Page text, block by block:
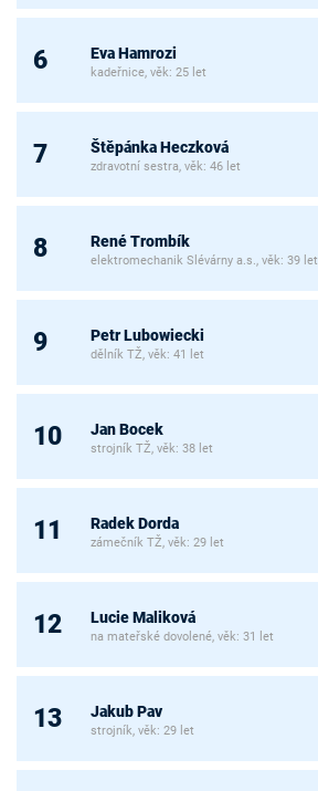
6 Eva Hamrozi
kadeřnice, věk: 25 let
7 Štěpánka Heczková
zdravotní sestra, věk: 46 let
8 René Trombík
elektromechanik Slévárny a.s., věk: 39 let
9 Petr Lubowiecki
dělník TŽ, věk: 41 let
10 Jan Bocek
strojník TŽ, věk: 38 let
11 Radek Dorda
zámečník TŽ, věk: 29 let
12 Lucie Maliková
na mateřské dovolené, věk: 31 let
13 Jakub Pav
strojník, věk: 29 let